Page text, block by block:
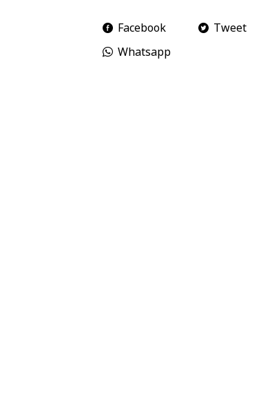
Facebook Tweet
Whatsapp